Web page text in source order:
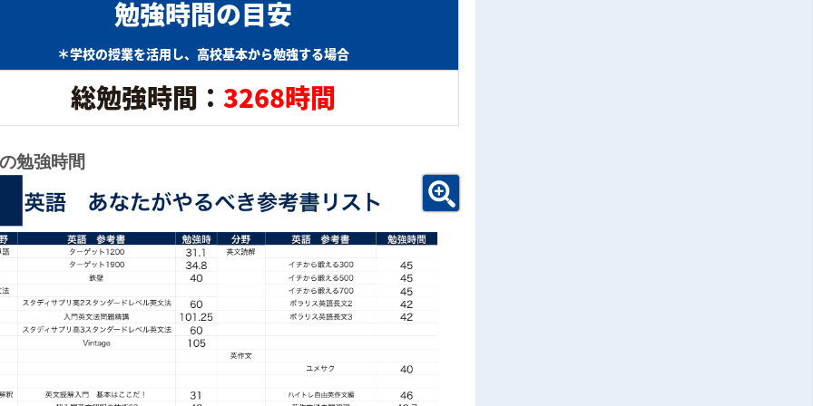
勉強時間の目安
＊学校の授業を活用し、高校基本から勉強する場合
総勉強時間： 3268時間
勉強時間